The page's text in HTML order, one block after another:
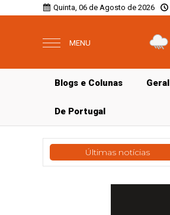
Quinta, 06 de Agosto de 2026
MENU
Blogs e Colunas Geral
De Portugal
Últimas notícias
e homenagem a formadores de leitores